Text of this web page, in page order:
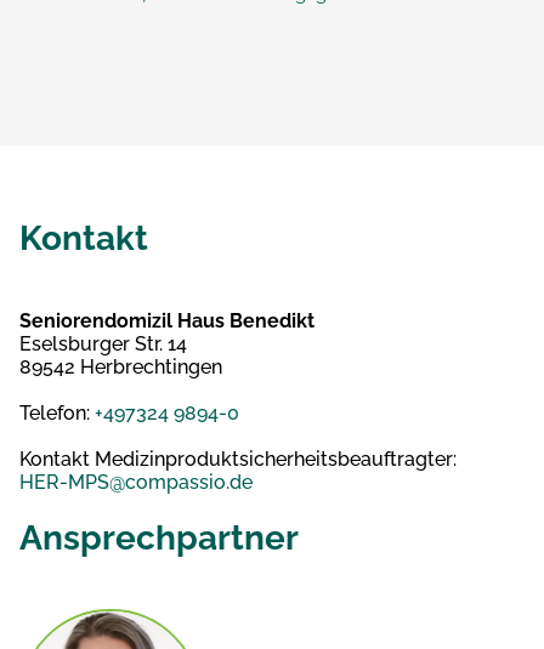
Kontakt
Seniorendomizil Haus Benedikt
Eselsburger Str. 14
89542 Herbrechtingen
Telefon: +497324 9894-0
Kontakt Medizinproduktsicherheitsbeauftragter:
HER-MPS@compassio.de
Ansprechpartner